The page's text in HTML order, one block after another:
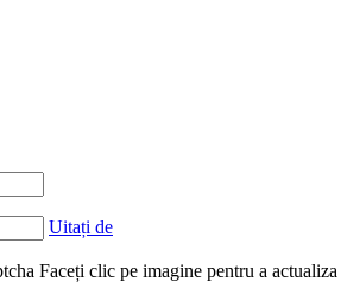
Uitați de
Faceți clic pe imagine pentru a actualiza